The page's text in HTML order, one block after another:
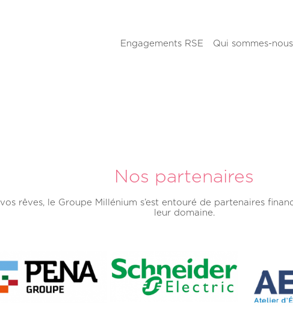
Engagements RSE Qui sommes-
Nos partenaires
rêves, le Groupe Millénium s’est entouré de partenaires
leur domaine.